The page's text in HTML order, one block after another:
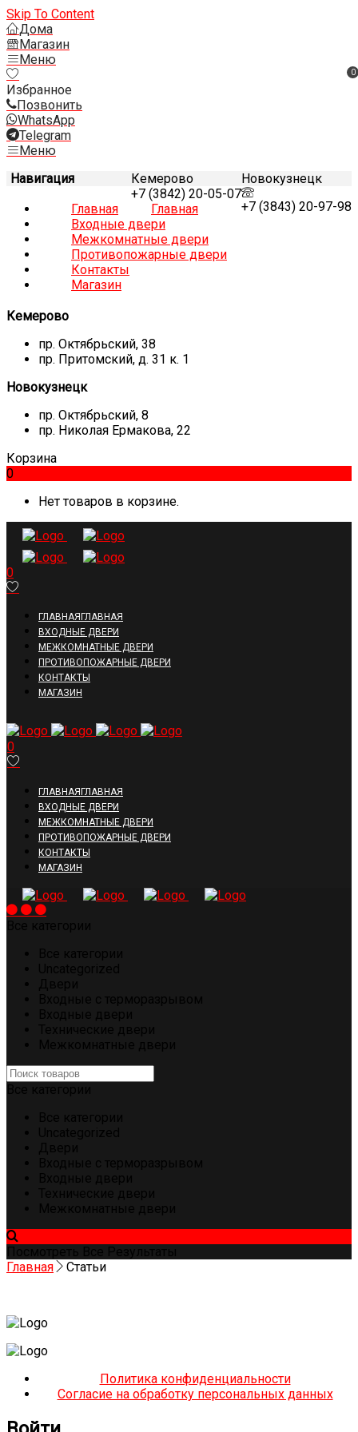
Skip To Content
Дома
Магазин
Меню
0
Избранное
Позвонить
WhatsApp
Telegram
Меню
Новокузнецк
+7 (3843) 20-97-98
Кемерово
+7 (3842) 20-05-07
Навигация
Главная
Главная
Входные двери
Межкомнатные двери
Противопожарные двери
Контакты
Магазин
Кемерово
пр. Октябрьский, 38
пр. Притомский, д. 31 к. 1
Новокузнецк
пр. Октябрьский, 8
пр. Николая Ермакова, 22
Корзина
0
Нет товаров в корзине.
0
ГЛАВНАЯ ГЛАВНАЯ
ВХОДНЫЕ ДВЕРИ
МЕЖКОМНАТНЫЕ ДВЕРИ
ПРОТИВОПОЖАРНЫЕ ДВЕРИ
КОНТАКТЫ
МАГАЗИН
0
ГЛАВНАЯ ГЛАВНАЯ
ВХОДНЫЕ ДВЕРИ
МЕЖКОМНАТНЫЕ ДВЕРИ
ПРОТИВОПОЖАРНЫЕ ДВЕРИ
КОНТАКТЫ
МАГАЗИН
Главная
Статьи
Политика конфиденциальности
Согласие на обработку персональных данных